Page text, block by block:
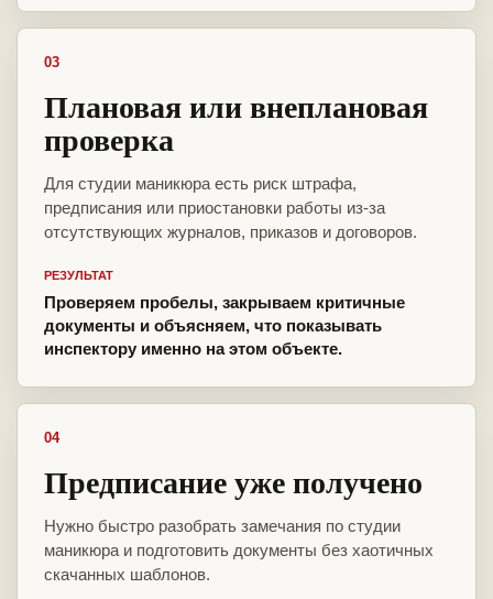
03
Плановая или внеплановая
проверка
Для студии маникюра есть риск штрафа,
предписания или приостановки работы из-за
отсутствующих журналов, приказов и договоров.
РЕЗУЛЬТАТ
Проверяем пробелы, закрываем критичные
документы и объясняем, что показывать
инспектору именно на этом объекте.
04
Предписание уже получено
Нужно быстро разобрать замечания по студии
маникюра и подготовить документы без хаотичных
скачанных шаблонов.